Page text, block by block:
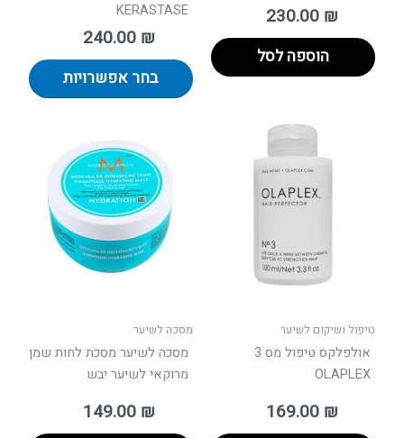
230.00 ₪
הוספה לסל
KERASTASE
240.00 ₪
בחר אפשרויות
טיפול ושיקום לשיער
אולפלקס טיפול מס 3
OLAPLEX
169.00 ₪
מסכה לשיער
מסכה לשיער מסכת לחות שמן
מרוקאי לשיער יבש
149.00 ₪